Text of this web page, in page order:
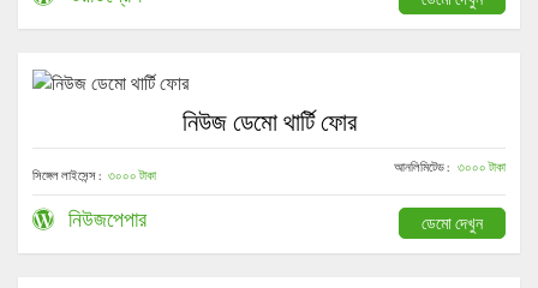
নিউজ ডেমো থার্টি ফোর
সিঙ্গেল লাইসেন্স : ৩০০০ টাকা আনলিমিটেড : ৩০০০ টাকা
নিউজপেপার ডেমো দেখুন